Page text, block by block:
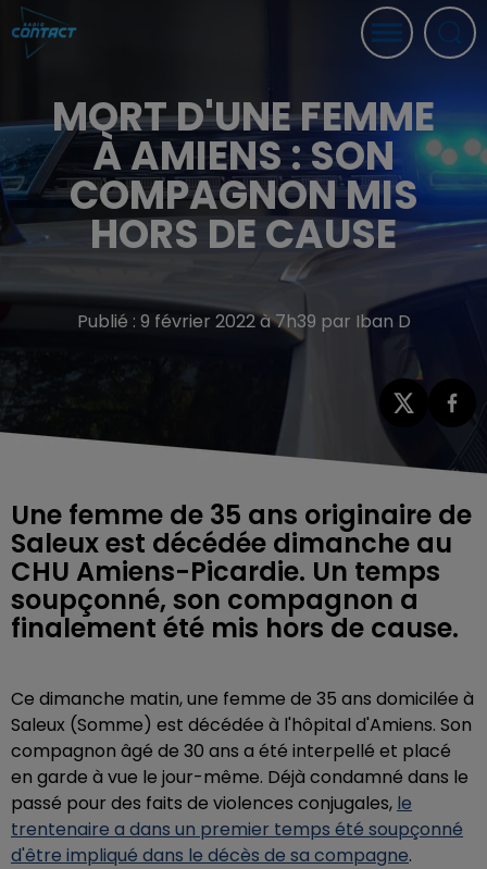
MORT D'UNE FEMME
À AMIENS : SON
COMPAGNON MIS
HORS DE CAUSE
Publié : 9 février 2022 à 7h39 par Iban D
Une femme de 35 ans originaire de
Saleux est décédée dimanche au
CHU Amiens-Picardie. Un temps
soupçonné, son compagnon a
finalement été mis hors de cause.
Ce dimanche matin, une femme de 35 ans domicilée à
Saleux (Somme) est décédée à l'hôpital d'Amiens. Son
compagnon âgé de 30 ans a été interpellé et placé
en garde à vue le jour-même. Déjà condamné dans le
passé pour des faits de violences conjugales, le
trentenaire a dans un premier temps été soupçonné
d'être impliqué dans le décès de sa compagne.